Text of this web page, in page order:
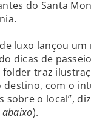
do Santa
luxo lançou
dicas de
traz
com o
sobre o local”,
abaixo).